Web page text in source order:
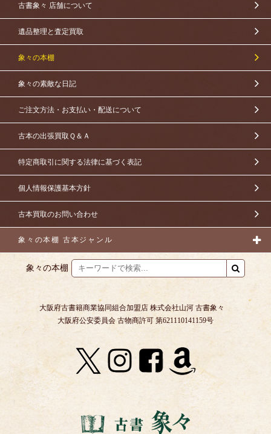
古書象々 店舗について
遺品整理と査定買取
象々の本棚
象々の素敵な日記
ご注文方法・お支払い・配送について
古本の出張買取Ｑ＆Ａ
特定商取引に関する法律に基づく表記
個人情報保護基本方針
古本買取のお問い合わせ
象々の本棚 古本ジャンル
象々の本棚
大阪府古書籍商業協同組合加盟店 株式会社山河 古書象々
大阪府公安委員会 古物商許可 第621110141159号